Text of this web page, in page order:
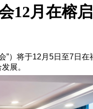
12月在榕
）将于12月5日至7日
展。